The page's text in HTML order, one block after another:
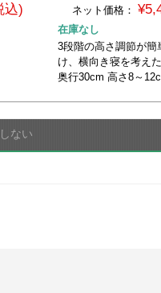
込)
ネット価格：
在庫なし
3段階の高さ調節が簡
け、横向き寝を考え
奥行30cm 高さ8～
ない